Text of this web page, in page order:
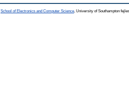
School of Electronics and Computer Science , University of Southampton